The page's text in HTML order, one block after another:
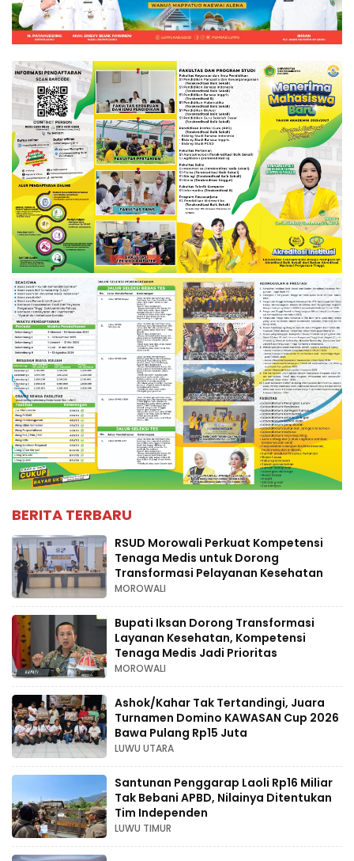
BERITA TERBARU
RSUD Morowali Perkuat Kompetensi
Tenaga Medis untuk Dorong
Transformasi Pelayanan Kesehatan
MOROWALI
Bupati Iksan Dorong Transformasi
Layanan Kesehatan, Kompetensi
Tenaga Medis Jadi Prioritas
MOROWALI
Ashok/Kahar Tak Tertandingi, Juara
Turnamen Domino KAWASAN Cup 2026
Bawa Pulang Rp15 Juta
LUWU UTARA
Santunan Penggarap Laoli Rp16 Miliar
Tak Bebani APBD, Nilainya Ditentukan
Tim Independen
LUWU TIMUR